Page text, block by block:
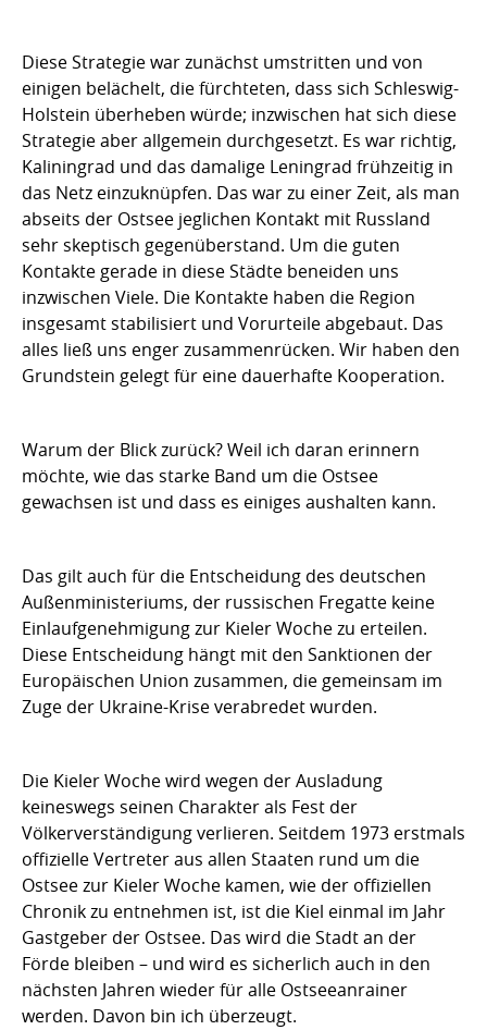
Diese Strategie war zunächst umstritten und von
einigen belächelt, die fürchteten, dass sich Schleswig-
Holstein überheben würde; inzwischen hat sich diese
Strategie aber allgemein durchgesetzt. Es war richtig,
Kaliningrad und das damalige Leningrad frühzeitig in
das Netz einzuknüpfen. Das war zu einer Zeit, als man
abseits der Ostsee jeglichen Kontakt mit Russland
sehr skeptisch gegenüberstand. Um die guten
Kontakte gerade in diese Städte beneiden uns
inzwischen Viele. Die Kontakte haben die Region
insgesamt stabilisiert und Vorurteile abgebaut. Das
alles ließ uns enger zusammenrücken. Wir haben den
Grundstein gelegt für eine dauerhafte Kooperation.
Warum der Blick zurück? Weil ich daran erinnern
möchte, wie das starke Band um die Ostsee
gewachsen ist und dass es einiges aushalten kann.
Das gilt auch für die Entscheidung des deutschen
Außenministeriums, der russischen Fregatte keine
Einlaufgenehmigung zur Kieler Woche zu erteilen.
Diese Entscheidung hängt mit den Sanktionen der
Europäischen Union zusammen, die gemeinsam im
Zuge der Ukraine-Krise verabredet wurden.
Die Kieler Woche wird wegen der Ausladung
keineswegs seinen Charakter als Fest der
Völkerverständigung verlieren. Seitdem 1973 erstmals
offizielle Vertreter aus allen Staaten rund um die
Ostsee zur Kieler Woche kamen, wie der offiziellen
Chronik zu entnehmen ist, ist die Kiel einmal im Jahr
Gastgeber der Ostsee. Das wird die Stadt an der
Förde bleiben – und wird es sicherlich auch in den
nächsten Jahren wieder für alle Ostseeanrainer
werden. Davon bin ich überzeugt.